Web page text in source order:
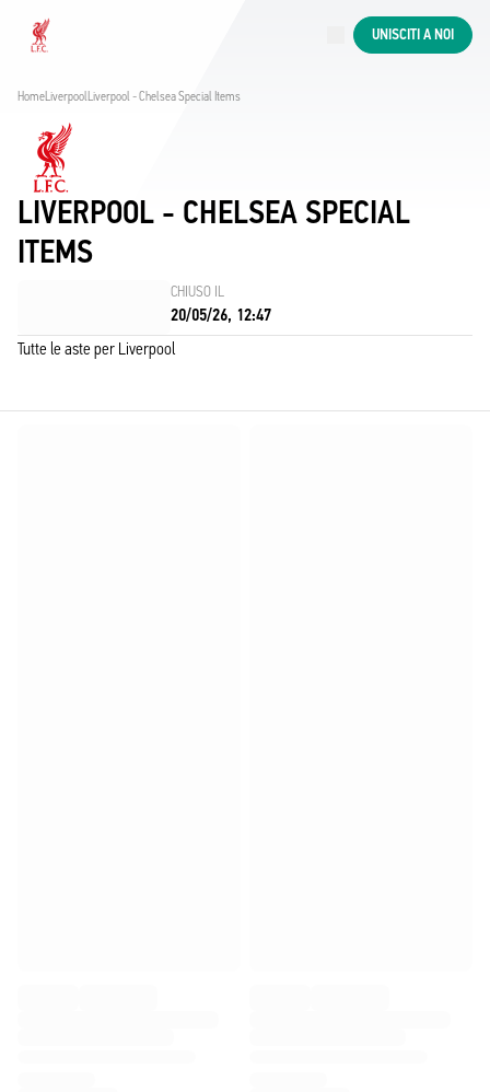
Now live
UNISCITI A NOI
HomeLiverpoolLiverpool - Chelsea Special Items
LIVERPOOL - CHELSEA SPECIAL
ITEMS
CHIUSO IL
20/05/26, 12:47
Tutte le aste per Liverpool